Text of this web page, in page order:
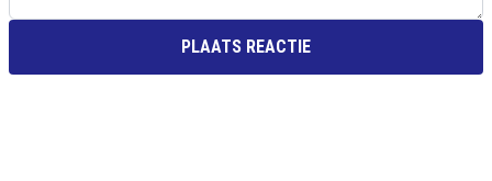
PLAATS REACTIE